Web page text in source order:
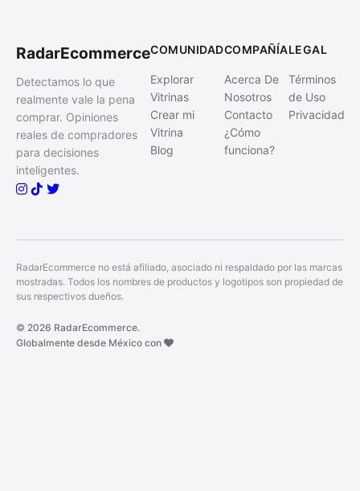
RadarEcommerce
Detectamos lo que
realmente vale la pena
comprar. Opiniones
reales de compradores
para decisiones
inteligentes.
COMUNIDAD
Explorar
Vitrinas
Crear mi
Vitrina
Blog
COMPAÑÍA
Acerca De
Nosotros
Contacto
¿Cómo
funciona?
LEGAL
Términos
de Uso
Privacidad
RadarEcommerce no está afiliado, asociado ni respaldado por las marcas
mostradas. Todos los nombres de productos y logotipos son propiedad de
sus respectivos dueños.
© 2026 RadarEcommerce.
Globalmente desde México con